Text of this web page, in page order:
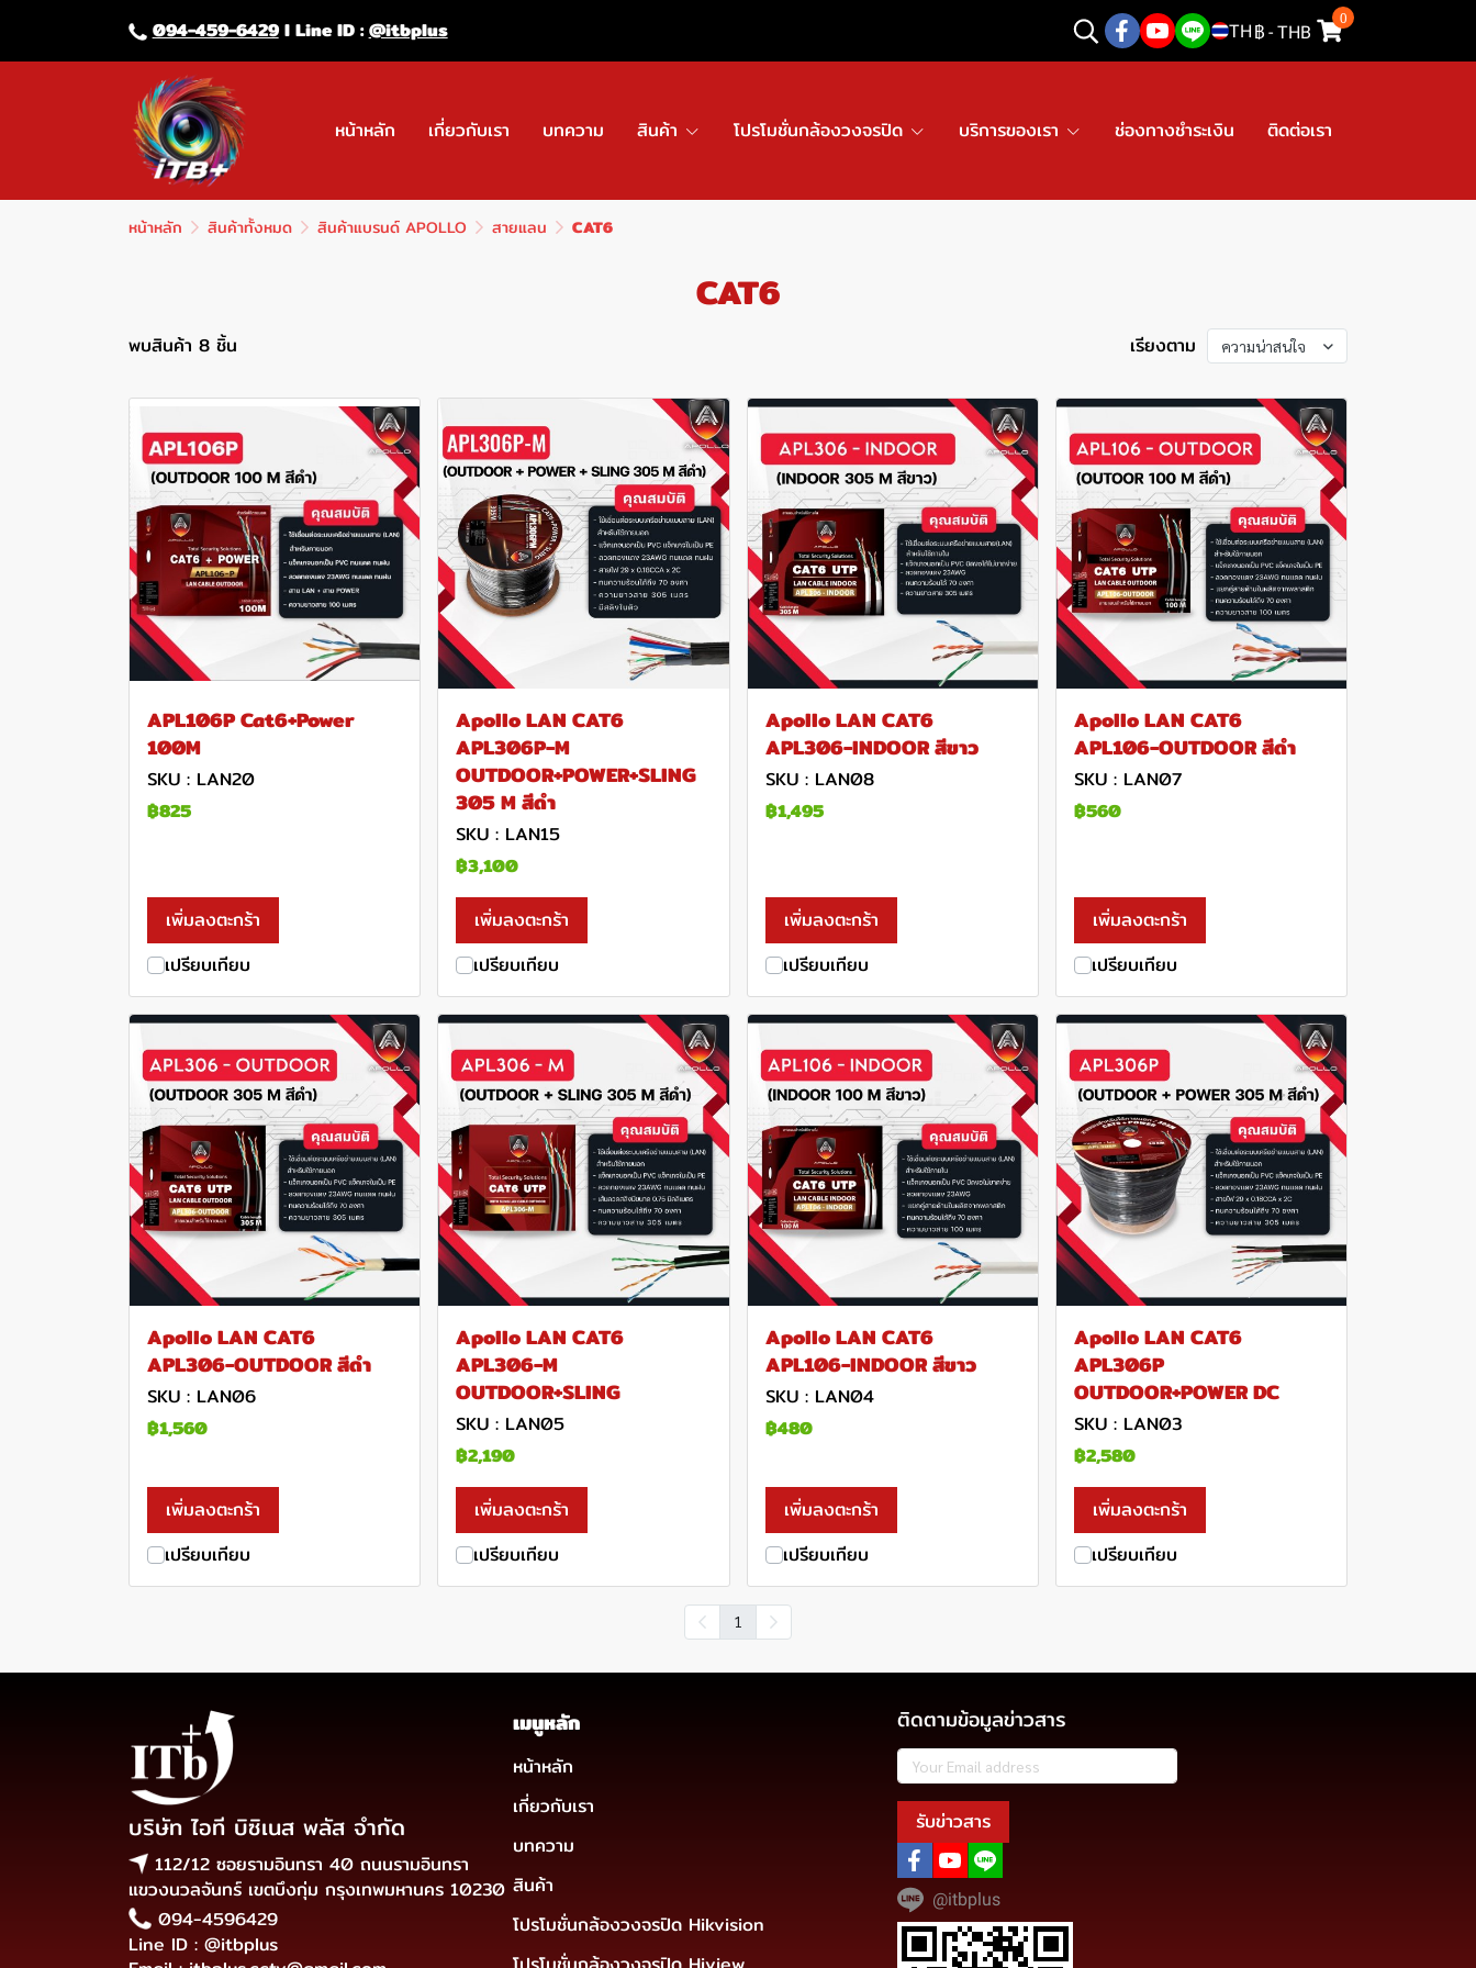
094-459-6429l Line lD :@itbplus TH ฿ - THB
0
หน้าหลัก เกี่ยวกับเรา บทความ สินค้า โปรโมชั่นกล้องวงจรปิด บริการของเรา ช่องทางชำระเงิน ติดต่อเรา
หน้าหลัก สินค้าทั้งหมด สินค้าแบรนด์ APOLLO สายแลน CAT6
CAT6
พบสินค้า 8 ชิ้น เรียงตาม ความน่าสนใจ
APL106P Cat6+Power
100M
SKU : LAN20
฿825
เพิ่มลงตะกร้า
เปรียบเทียบ
Apollo LAN CAT6
APL306P-M
OUTDOOR+POWER+SLING
305 M สีดำ
SKU : LAN15
฿3,100
เพิ่มลงตะกร้า
เปรียบเทียบ
Apollo LAN CAT6
APL306-INDOOR สีขาว
SKU : LAN08
฿1,495
เพิ่มลงตะกร้า
เปรียบเทียบ
Apollo LAN CAT6
APL106-OUTDOOR สีดำ
SKU : LAN07
฿560
เพิ่มลงตะกร้า
เปรียบเทียบ
Apollo LAN CAT6
APL306-OUTDOOR สีดำ
SKU : LAN06
฿1,560
เพิ่มลงตะกร้า
เปรียบเทียบ
Apollo LAN CAT6
APL306-M
OUTDOOR+SLING
SKU : LAN05
฿2,190
เพิ่มลงตะกร้า
เปรียบเทียบ
Apollo LAN CAT6
APL106-INDOOR สีขาว
SKU : LAN04
฿480
เพิ่มลงตะกร้า
เปรียบเทียบ
Apollo LAN CAT6
APL306P
OUTDOOR+POWER DC
SKU : LAN03
฿2,580
เพิ่มลงตะกร้า
เปรียบเทียบ
1
บริษัท ไอที บิซิเนส พลัส จำกัด
112/12 ซอยรามอินทรา 40 ถนนรามอินทรา
แขวงนวลจันทร์ เขตบึงกุ่ม กรุงเทพมหานคร 10230
094-4596429
Line ID : @itbplus
เมนูหลัก
หน้าหลัก
เกี่ยวกับเรา
บทความ
สินค้า
โปรโมชั่นกล้องวงจรปิด Hikvision
ติดตามข้อมูลข่าวสาร
รับข่าวสาร
@itbplus